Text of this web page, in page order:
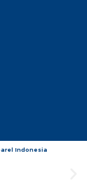
Indonesia